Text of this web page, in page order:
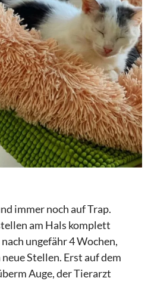
immer noch auf Trap.
am Hals komplett
ungefähr 4 Wochen,
Stellen. Erst auf dem
Auge, der Tierarzt